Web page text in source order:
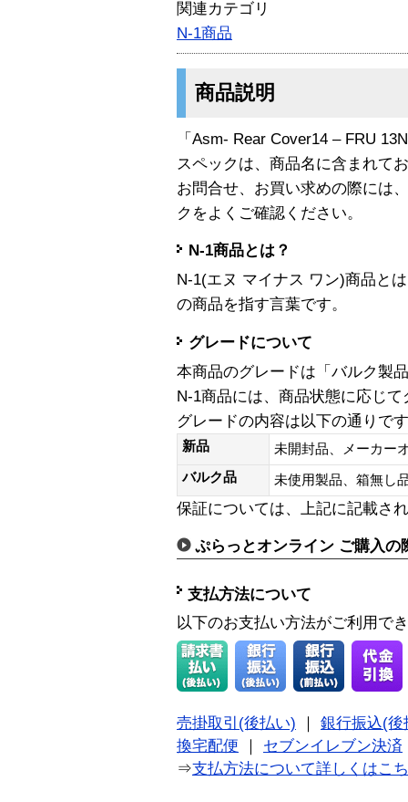
関連カテゴリ
N-1商品
商品説明
「Asm- Rear Cover14 – FRU
スペックは、商品名に含まれて
お問合せ、お買い求めの際には
クをよくご確認ください。
N-1商品とは？
N-1(エヌ マイナス ワン)商品と
の商品を指す言葉です。
グレードについて
本商品のグレードは「バルク製
N-1商品には、商品状態に応じ
グレードの内容は以下の通りで
新品
未開封品、メーカー
バルク品
未使用製品、箱無
保証については、上記に記載さ
ぷらっとオンライン ご購入の
支払方法について
以下のお支払い方法がご利用で
売掛取引(後払い)
銀行振込(後
換宅配便
セブンイレブン決済
⇒支払方法について詳しくはこ